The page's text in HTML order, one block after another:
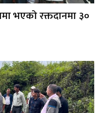
भएको रक्तदानमा ३०